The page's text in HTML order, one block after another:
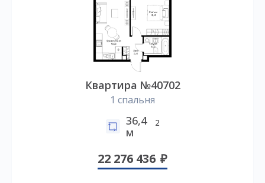
Квартира №40702
1 спальня
36,4
м
2
22 276 436